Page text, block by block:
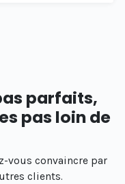
parfaits,
pas loin de
vous convaincre par
clients.